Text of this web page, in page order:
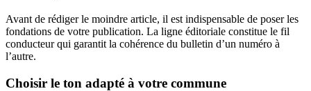
Avant de rédiger le moindre article, il est indispensable de poser les
fondations de votre publication. La ligne éditoriale constitue le fil
conducteur qui garantit la cohérence du bulletin d’un numéro à
l’autre.
Choisir le ton adapté à votre commune